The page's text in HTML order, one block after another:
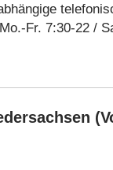
Fr. 7:30-22 /